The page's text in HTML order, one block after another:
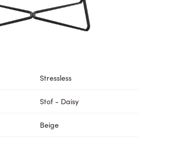
Stressless
Stof - Daisy
Beige